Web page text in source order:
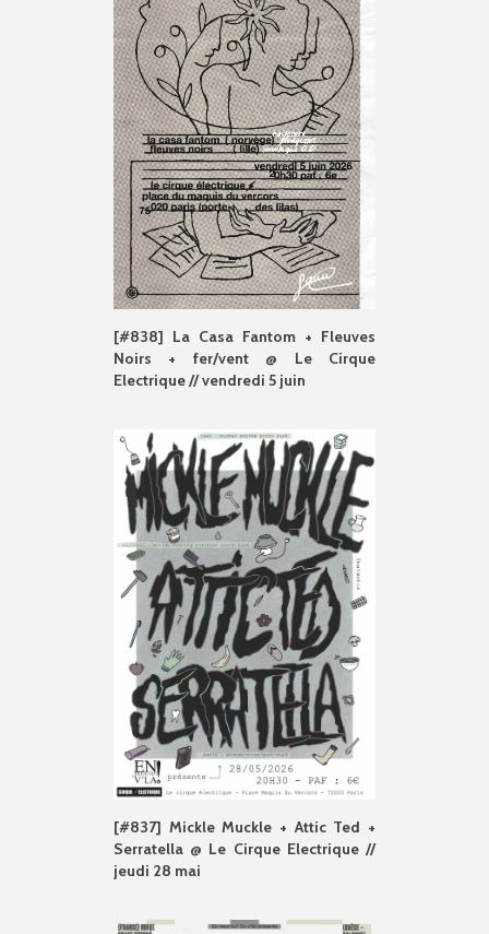
[#838] La Casa Fantom + Fleuves
Noirs + fer/vent @ Le Cirque
Electrique // vendredi 5 juin
[#837] Mickle Muckle + Attic Ted +
Serratella @ Le Cirque Electrique //
jeudi 28 mai